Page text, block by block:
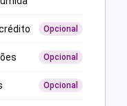
Opcional
Opcional
Opcional